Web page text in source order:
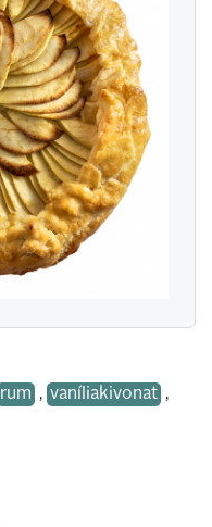
rum , vaníliakivonat ,